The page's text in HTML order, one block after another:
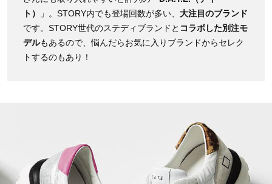
ト）
」。STORY内でも登場回数が多い、 大注目のブランド
です。STORY世代のステディブランドと コラボした別注モ
デルもあるので、悩んだらお気に入りブランドからセレク
トするのもあり！